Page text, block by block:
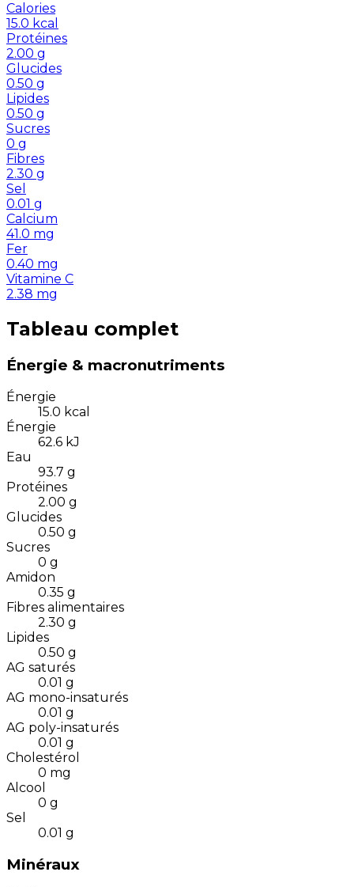
Calories
15.0 kcal
Protéines
2.00 g
Glucides
0.50 g
Lipides
0.50 g
Sucres
0 g
Fibres
2.30 g
Sel
0.01 g
Calcium
41.0 mg
Fer
0.40 mg
Vitamine C
2.38 mg
Tableau complet
Énergie & macronutriments
Énergie
15.0 kcal
Énergie
62.6 kJ
Eau
93.7 g
Protéines
2.00 g
Glucides
0.50 g
Sucres
0 g
Amidon
0.35 g
Fibres alimentaires
2.30 g
Lipides
0.50 g
AG saturés
0.01 g
AG mono-insaturés
0.01 g
AG poly-insaturés
0.01 g
Cholestérol
0 mg
Alcool
0 g
Sel
0.01 g
Minéraux